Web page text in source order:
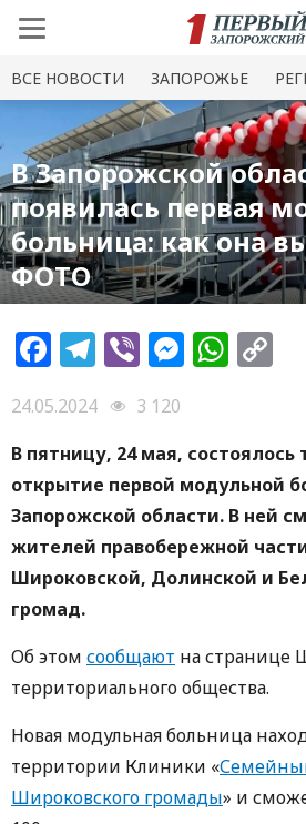
ВСЕ НОВОСТИ ЗАПОРОЖЬЕ
В Запорожской
появилась первая
больница: как она
ФОТО
Facebook
Telegram
Viber
24.05.2024
3 120
В пятницу, 24 мая, состоялось
открытие первой модульной
Запорожской области. В ней
жителей правобережной
Широковской, Долинской и
громад.
Об этом сообщают на странице
территориального общества.
Новая модульная больница
территории Клиники «
Широковского громады» и